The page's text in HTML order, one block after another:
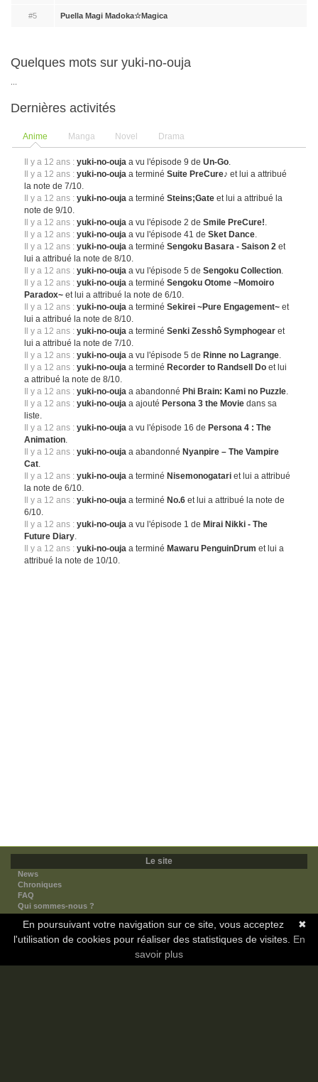
#5 Puella Magi Madoka☆Magica
Quelques mots sur yuki-no-ouja
Dernières activités
Anime Manga Novel Drama
Il y a 12 ans : yuki-no-ouja a vu l'épisode 9 deUn-Go.
Il y a 12 ans : yuki-no-ouja a terminéSuite PreCure♪ et lui a attribué
la note de 7/10.
Il y a 12 ans : yuki-no-ouja a terminéSteins;Gate et lui a attribué la
note de 9/10.
Il y a 12 ans : yuki-no-ouja a vu l'épisode 2 deSmile PreCure!.
Il y a 12 ans : yuki-no-ouja a vu l'épisode 41 deSket Dance.
Il y a 12 ans : yuki-no-ouja a terminéSengoku Basara - Saison 2 et
lui a attribué la note de 8/10.
Il y a 12 ans : yuki-no-ouja a vu l'épisode 5 deSengoku Collection.
Il y a 12 ans : yuki-no-ouja a terminéSengoku Otome ~Momoiro
Paradox~ et lui a attribué la note de 6/10.
Il y a 12 ans : yuki-no-ouja a terminéSekirei ~Pure Engagement~ et
lui a attribué la note de 8/10.
Il y a 12 ans : yuki-no-ouja a terminéSenki Zesshô Symphogear et
lui a attribué la note de 7/10.
Il y a 12 ans : yuki-no-ouja a vu l'épisode 5 de Rinne no Lagrange.
Il y a 12 ans : yuki-no-ouja a terminé Recorder to Randsell Do et lui
a attribué la note de 8/10.
Il y a 12 ans : yuki-no-ouja a abandonné Phi Brain: Kami no Puzzle.
Il y a 12 ans : yuki-no-ouja a ajouté Persona 3 the Movie dans sa
liste.
Il y a 12 ans : yuki-no-ouja a vu l'épisode 16 de Persona 4 : The
Animation.
Il y a 12 ans : yuki-no-ouja a abandonné Nyanpire – The Vampire
Cat.
Il y a 12 ans : yuki-no-ouja a terminé Nisemonogatari et lui a attribué
la note de 6/10.
Il y a 12 ans : yuki-no-ouja a terminé No.6 et lui a attribué la note de
6/10.
Il y a 12 ans : yuki-no-ouja a vu l'épisode 1 de Mirai Nikki - The
Future Diary.
Il y a 12 ans : yuki-no-ouja a terminé Mawaru PenguinDrum et lui a
attribué la note de 10/10.
Le site
News
Chroniques
FAQ
Qui sommes-nous ?
Nos partenaires
Faites-nous connaitre
Nous contacter
✖
En poursuivant votre navigation sur ce site, vous acceptez
l'utilisation de cookies pour réaliser des statistiques de visites. En
savoir plus